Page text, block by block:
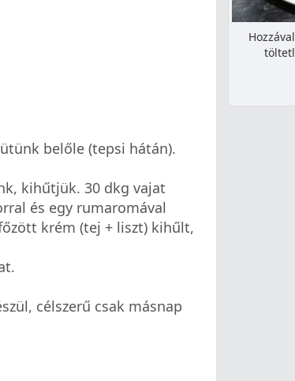
belőle (tepsi hátán).
kihűtjük. 30 dkg vajat
és egy rumaromával
krém (tej + liszt) kihűlt,
célszerű csak másnap